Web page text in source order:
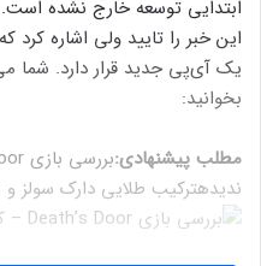
ابتدایی توسعه خارج نشده
یک آی‌پی جدید قرار دارد. شما
بخوانید:
مطلب پیشنهادی:
ندیدهترکیب طلایی دارک سولز و